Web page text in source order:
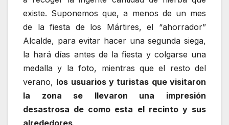
existe. Suponemos que, a menos de un mes
de la fiesta de los Mártires, el “ahorrador”
Alcalde, para evitar hacer una segunda siega,
la hará días antes de la fiesta y colgarse una
medalla y la foto, mientras que el resto del
verano, los usuarios y turistas que visitaron
la zona se llevaron una impresión
desastrosa de como esta el recinto y sus